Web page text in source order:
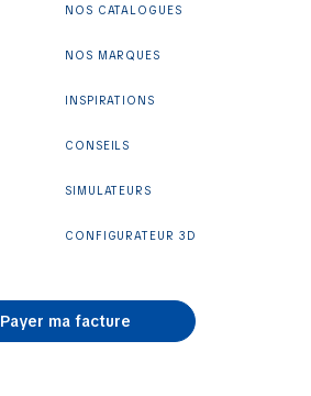
NOS CATALOGUES
NOS MARQUES
INSPIRATIONS
CONSEILS
SIMULATEURS
CONFIGURATEUR 3D
Payer ma facture